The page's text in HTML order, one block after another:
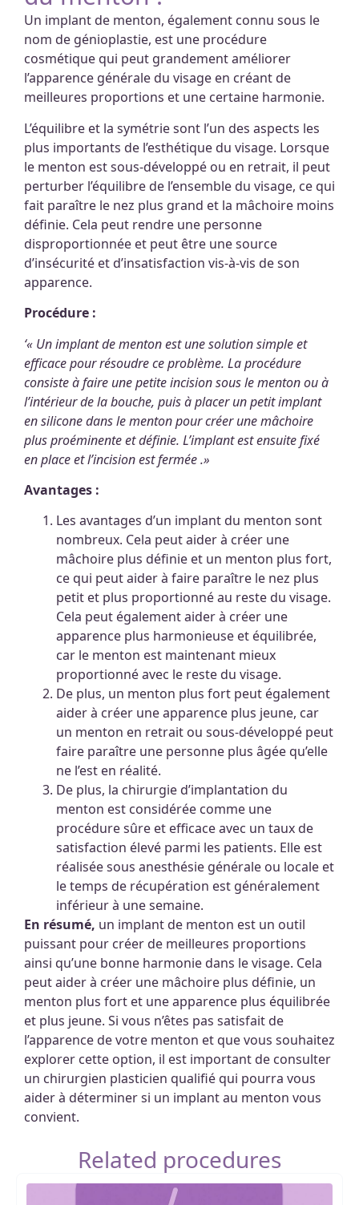
Un implant de menton, également connu sous le
nom de génioplastie, est une procédure
cosmétique qui peut grandement améliorer
l’apparence générale du visage en créant de
meilleures proportions et une certaine harmonie.
L’équilibre et la symétrie sont l’un des aspects les
plus importants de l’esthétique du visage. Lorsque
le menton est sous-développé ou en retrait, il peut
perturber l’équilibre de l’ensemble du visage, ce qui
fait paraître le nez plus grand et la mâchoire moins
définie. Cela peut rendre une personne
disproportionnée et peut être une source
d’insécurité et d’insatisfaction vis-à-vis de son
apparence.
Procédure :
‘« Un implant de menton est une solution simple et
efficace pour résoudre ce problème. La procédure
consiste à faire une petite incision sous le menton ou à
l’intérieur de la bouche, puis à placer un petit implant
en silicone dans le menton pour créer une mâchoire
plus proéminente et définie. L’implant est ensuite fixé
en place et l’incision est fermée .»
Avantages :
Les avantages d’un implant du menton sont
nombreux. Cela peut aider à créer une
mâchoire plus définie et un menton plus fort,
ce qui peut aider à faire paraître le nez plus
petit et plus proportionné au reste du visage.
Cela peut également aider à créer une
apparence plus harmonieuse et équilibrée,
car le menton est maintenant mieux
proportionné avec le reste du visage.
De plus, un menton plus fort peut également
aider à créer une apparence plus jeune, car
un menton en retrait ou sous-développé peut
faire paraître une personne plus âgée qu’elle
ne l’est en réalité.
De plus, la chirurgie d’implantation du
menton est considérée comme une
procédure sûre et efficace avec un taux de
satisfaction élevé parmi les patients. Elle est
réalisée sous anesthésie générale ou locale et
le temps de récupération est généralement
inférieur à une semaine.
En résumé, un implant de menton est un outil
puissant pour créer de meilleures proportions
ainsi qu’une bonne harmonie dans le visage. Cela
peut aider à créer une mâchoire plus définie, un
menton plus fort et une apparence plus équilibrée
et plus jeune. Si vous n’êtes pas satisfait de
l’apparence de votre menton et que vous souhaitez
explorer cette option, il est important de consulter
un chirurgien plasticien qualifié qui pourra vous
aider à déterminer si un implant au menton vous
convient.
Related procedures